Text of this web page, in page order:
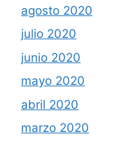
agosto 2020
julio 2020
junio 2020
mayo 2020
abril 2020
marzo 2020